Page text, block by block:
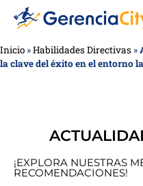
Inicio »Habilidades Directivas »
la clave del éxito en el entorno
¡EXPLORA NUESTRAS
RECOMENDACIONES!